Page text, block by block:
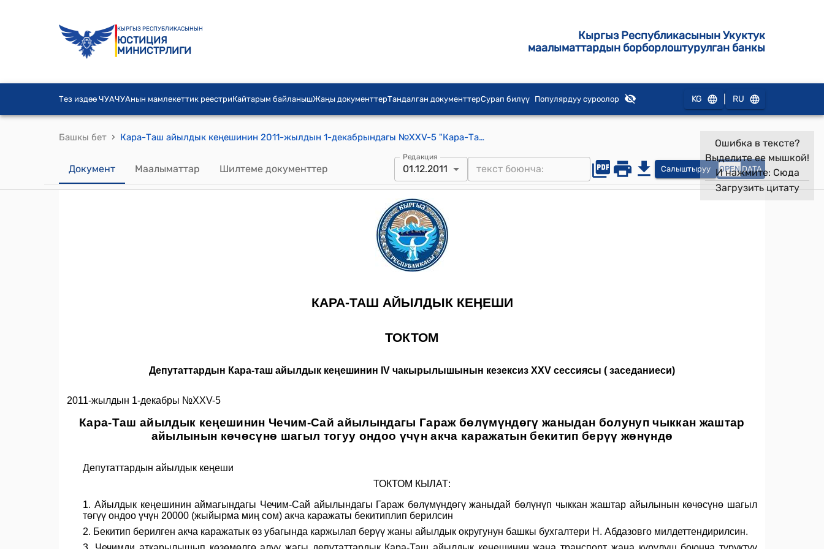
КЫРГЫЗ РЕСПУБЛИКАСЫНЫН
ЮСТИЦИЯ
МИНИСТРЛИГИ
Кыргыз Республикасынын Укуктук
маалыматтардын борборлоштурулган банкы
Тез издөө ЧУАЧУАнын мамлекеттик реестриКайтарым байланышЖаңы документтерТандалган документтерСурап билүү Популярдуу суроолор KG RU
Башкы бет › Кара-Таш айылдык кеңешинин 2011-жылдын 1-декабрындагы №XXV-5 "Кара-Таш айылдык кеңешинин Чечим-Сай айылындагы Гараж бөлүмүндөгү жаныдан болунуп чыккан жаштар айылынын көчөсүнө шагыл тогуу ондоо үчүн акча каражатын бекитип берүү жөнүндө" токтому
Документ Маалыматтар Шилтеме документтер
Редакция
01.12.2011 Салыштыруу OPEN DATA
Ошибка в тексте?
Выделите ее мышкой!
И нажмите: Сюда
Загрузить цитату